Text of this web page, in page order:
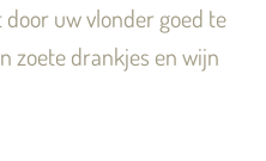
uw vlonder goed te
zoete drankjes en wijn